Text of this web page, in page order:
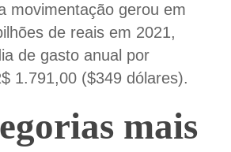
movimentação gerou em
de reais em 2021,
de gasto anual por
1.791,00 ($349 dólares).
mais